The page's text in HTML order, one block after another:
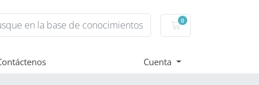
0
Carro de Pedidos
Cuenta